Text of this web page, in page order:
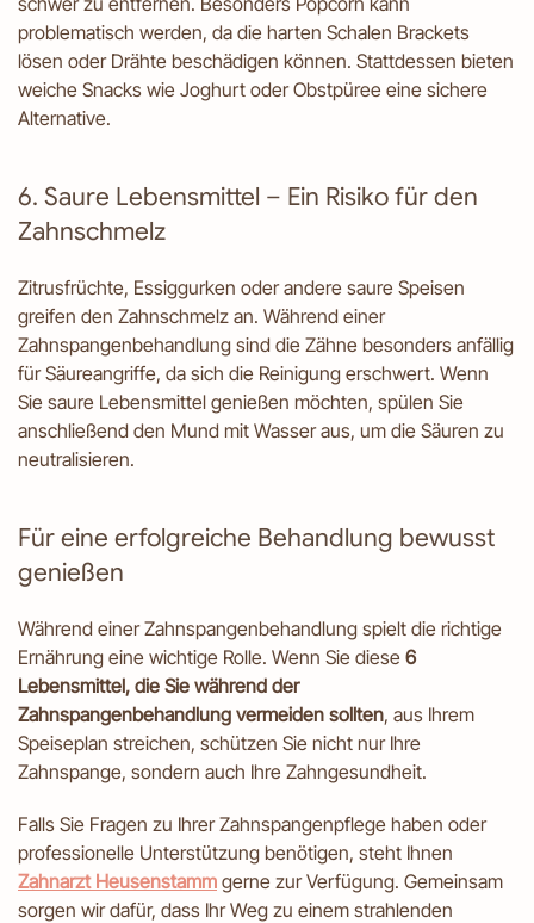
problematisch werden, da die harten Schalen Brackets
lösen oder Drähte beschädigen können. Stattdessen bieten
weiche Snacks wie Joghurt oder Obstpüree eine sichere
Alternative.
6. Saure Lebensmittel – Ein Risiko für den
Zahnschmelz
Zitrusfrüchte, Essiggurken oder andere saure Speisen
greifen den Zahnschmelz an. Während einer
Zahnspangenbehandlung sind die Zähne besonders anfällig
für Säureangriffe, da sich die Reinigung erschwert. Wenn
Sie saure Lebensmittel genießen möchten, spülen Sie
anschließend den Mund mit Wasser aus, um die Säuren zu
neutralisieren.
Für eine erfolgreiche Behandlung bewusst
genießen
Während einer Zahnspangenbehandlung spielt die richtige
Ernährung eine wichtige Rolle. Wenn Sie diese 6
Lebensmittel, die Sie während der
Zahnspangenbehandlung vermeiden sollten, aus Ihrem
Speiseplan streichen, schützen Sie nicht nur Ihre
Zahnspange, sondern auch Ihre Zahngesundheit.
Falls Sie Fragen zu Ihrer Zahnspangenpflege haben oder
professionelle Unterstützung benötigen, steht Ihnen
Zahnarzt Heusenstamm gerne zur Verfügung. Gemeinsam
sorgen wir dafür, dass Ihr Weg zu einem strahlenden